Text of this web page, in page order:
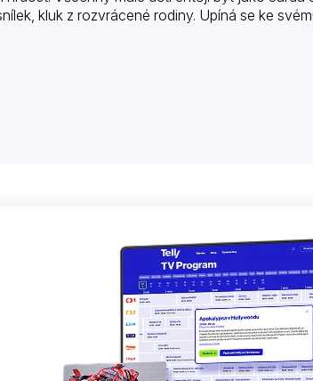
kluk z rozvrácené rodiny. Upíná se ke